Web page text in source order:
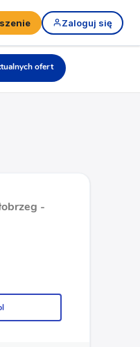
Zaloguj się
ofert
-